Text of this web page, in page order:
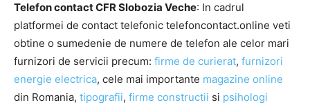
Telefon contact CFR Slobozia Veche: In cadrul
platformei de contact telefonic telefoncontact.online veti
obtine o sumedenie de numere de telefon ale celor mari
furnizori de servicii precum: firme de curierat, furnizori
energie electrica, cele mai importante magazine online
din Romania, tipografii, firme constructii si psihologi